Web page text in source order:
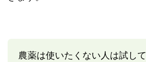
農薬は使いたくない人は試し